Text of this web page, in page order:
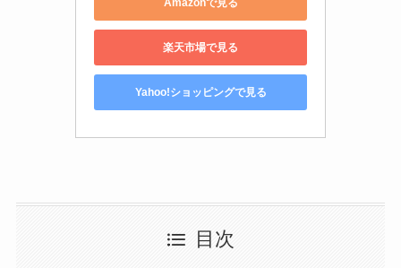
Amazonで見る
楽天市場で見る
Yahoo!ショッピングで見る
目次